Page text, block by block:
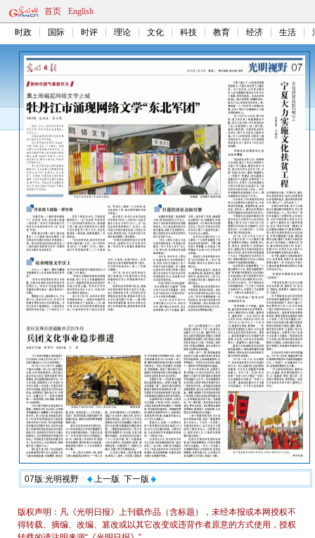
首页 English
时政 国际 时评 理论 文化 科技 教育 经济 生活
07版:光明视野 上一版 下一版